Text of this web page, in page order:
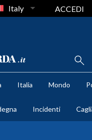
Italy ACCEDI
Italia Mondo
Incidenti